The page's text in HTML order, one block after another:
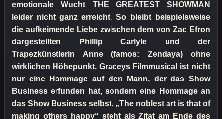
emotionale Wucht THE GREATEST SHOWMAN
leider nicht ganz erreicht. So bleibt beispielsweise
die aufkeimende Liebe zwischen dem von Zac Efron
dargestellten Phillip Carlyle und der
Trapezkünstlerin Anne (famos: Zendaya) ohne
wirklichen Höhepunkt. Graceys Filmmusical ist nicht
nur eine Hommage auf den Mann, der das Show
Business erfunden hat, sondern eine Hommage an
das Show Business selbst. „The noblest art is that of
making others happy“ steht als Zitat am Ende des